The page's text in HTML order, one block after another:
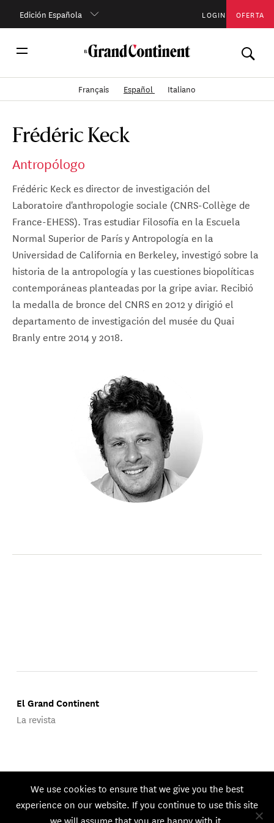
Edición Española LOGIN OFERTA
Français Español Italiano
Frédéric Keck
Antropólogo
Frédéric Keck es director de investigación del
Laboratoire d'anthropologie sociale (CNRS-Collège de
France-EHESS). Tras estudiar Filosofía en la Escuela
Normal Superior de París y Antropología en la
Universidad de California en Berkeley, investigó sobre la
historia de la antropología y las cuestiones biopolíticas
contemporáneas planteadas por la gripe aviar. Recibió
la medalla de bronce del CNRS en 2012 y dirigió el
departamento de investigación del musée du Quai
Branly entre 2014 y 2018.
El Grand Continent
La revista
© 2026 GEG. Todos los derechos reservados.
We use cookies to ensure that we give you the best
experience on our website. If you continue to use this site